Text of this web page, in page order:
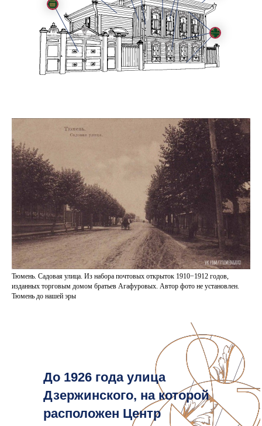
Тюмень. Садовая улица. Из набора почтовых открыток 1910−1912 годов,
изданных торговым домом братьев Агафуровых. Автор фото не установлен.
Тюмень до нашей эры
До 1926 года улица
Дзержинского, на которой
расположен Центр